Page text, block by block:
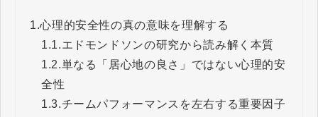
1.心理的安全性の真の意味を理解する
1.1.エドモンドソンの研究から読み解く本質
1.2.単なる「居心地の良さ」ではない心理的安
全性
1.3.チームパフォーマンスを左右する重要因子